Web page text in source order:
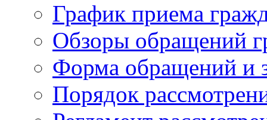
График приема
Обзоры обращений
Форма обращений и
Порядок